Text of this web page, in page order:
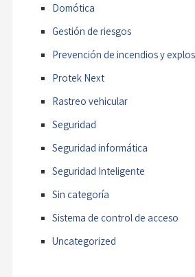
Domótica
Gestión de riesgos
Prevención de incendios y
Protek Next
Rastreo vehicular
Seguridad
Seguridad informática
Seguridad Inteligente
Sin categoría
Sistema de control de acceso
Uncategorized